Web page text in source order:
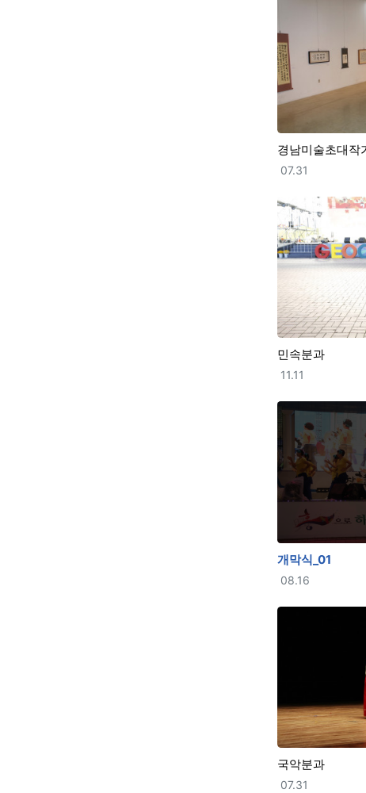
경남미술초대작
등록일
07.31
민속분과
등록일
11.11
개막식_01
등록일
08.16
국악분과
등록일
07.31